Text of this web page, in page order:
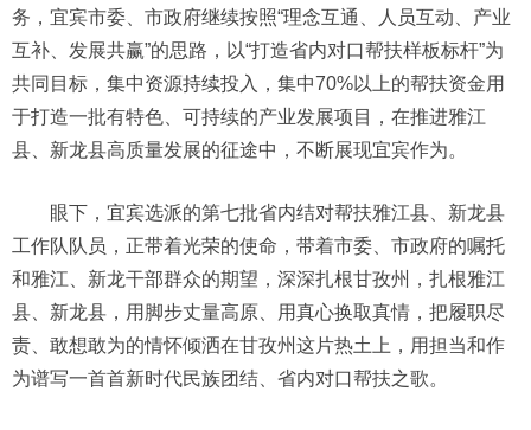
务，宜宾市委、市政府继续按照“理念互通、人员互动、产业
互补、发展共赢”的思路，以“打造省内对口帮扶样板标杆”为
共同目标，集中资源持续投入，集中70%以上的帮扶资金用
于打造一批有特色、可持续的产业发展项目，在推进雅江
县、新龙县高质量发展的征途中，不断展现宜宾作为。
眼下，宜宾选派的第七批省内结对帮扶雅江县、新龙县
工作队队员，正带着光荣的使命，带着市委、市政府的嘱托
和雅江、新龙干部群众的期望，深深扎根甘孜州，扎根雅江
县、新龙县，用脚步丈量高原、用真心换取真情，把履职尽
责、敢想敢为的情怀倾洒在甘孜州这片热土上，用担当和作
为谱写一首首新时代民族团结、省内对口帮扶之歌。